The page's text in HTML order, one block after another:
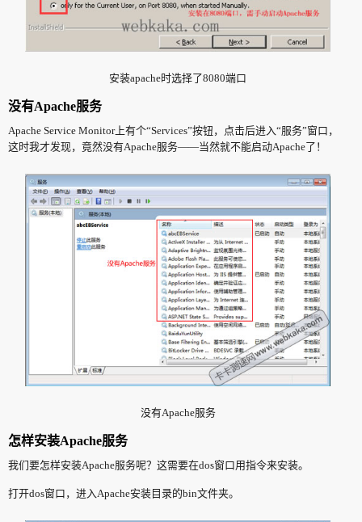
安装apache时选择了8080端口
没有Apache服务
Apache Service Monitor上有个“Services”按钮，点击后进入“服务”窗口，
这时我才发现，竟然没有Apache服务——当然就不能启动Apache了！
没有Apache服务
怎样安装Apache服务
我们要怎样安装Apache服务呢？这需要在dos窗口用指令来安装。
打开dos窗口，进入Apache安装目录的bin文件夹。